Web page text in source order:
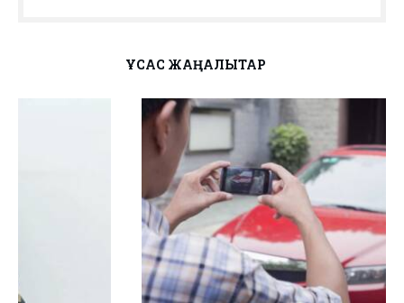
ҰҚСАС ЖАҢАЛЫҚТАР